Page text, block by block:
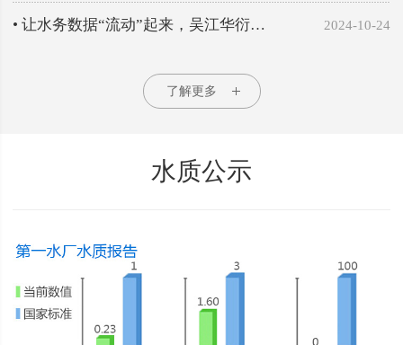
• 让水务数据“流动”起来，吴江华衍… 2024-10-24
了解更多
水质公示